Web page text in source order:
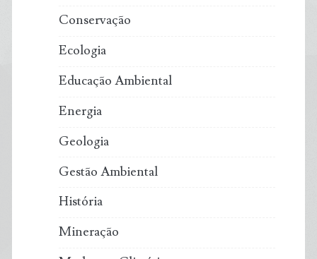
Conservação
Ecologia
Educação Ambiental
Energia
Geologia
Gestão Ambiental
História
Mineração